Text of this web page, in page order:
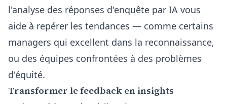
l'analyse des réponses d'enquête par IA vous
aide à repérer les tendances — comme certains
managers qui excellent dans la reconnaissance,
ou des équipes confrontées à des problèmes
d'équité.
Transformer le feedback en insights